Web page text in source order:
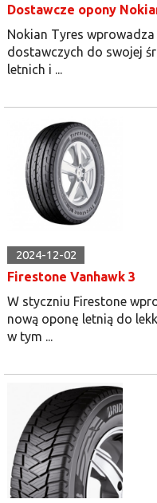
Dostawcze opony
Nokian Tyres
dostawczych do swojej
letnich i ...
2024-12-02
Firestone Vanhawk 3
W styczniu Firestone
nową oponę letnią do
w tym ...